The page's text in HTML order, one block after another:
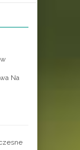
Na